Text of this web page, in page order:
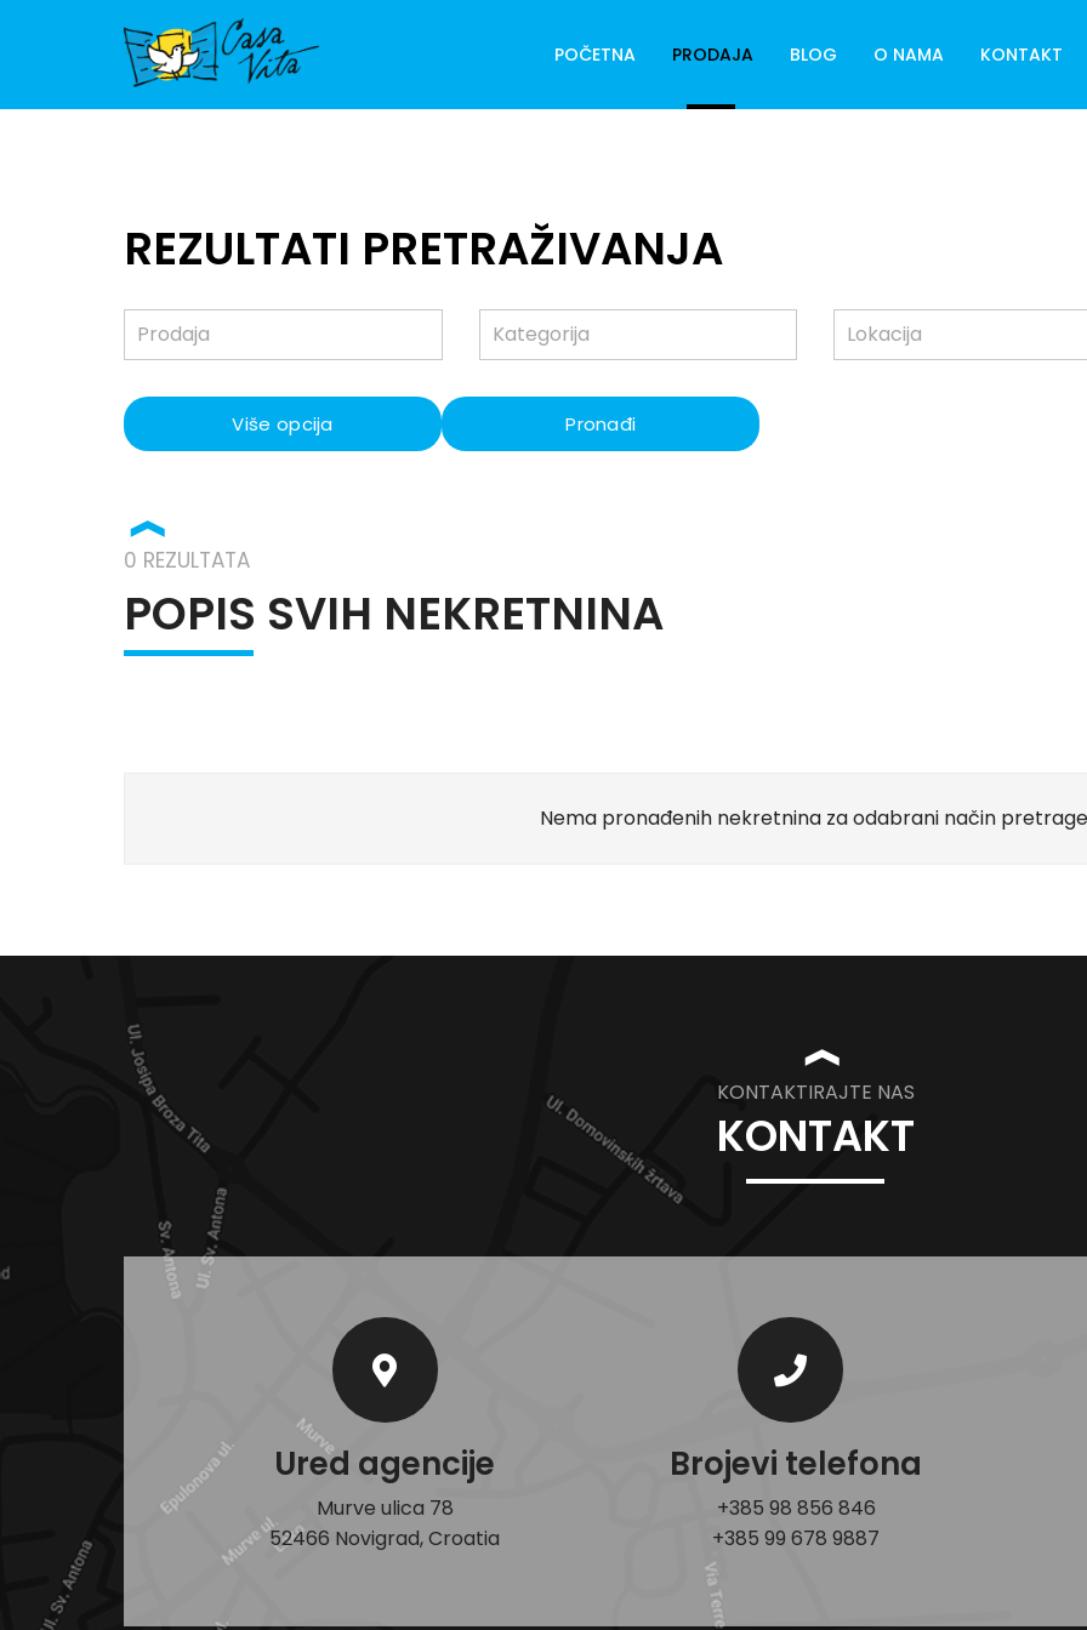
POČETNA PRODAJA BLOG O NAMA KONTAKT
REZULTATI PRETRAŽIVANJA
Više opcija Pronađi
❱
0 REZULTATA
POPIS SVIH NEKRETNINA
Nema pronađenih nekretnina za odabrani način
❱
KONTAKTIRAJTE NAS
KONTAKT
Ured agencije
Murve ulica 78
52466 Novigrad, Croatia
Brojevi telefona
+385 98 856 846
+385 99 678 9887